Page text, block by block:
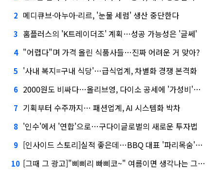
2 메디큐브·아누아·리르, '눈물 세럼' 생산 중단한다
3 홈플러스의 'K트레이더조' 계획…성공 가능성은 '글쎄'
4 "어렵다"며 가격 올린 식품사들…진짜 어려운 거 맞아?
5 '사내 복지=구내 식당'…급식업계, 차별화 경쟁 본격화
6 2000원도 비싸다…올리브영, 다이소 공세에 '가성비'로 맞불
7 기획부터 수주까지… 패션업계, AI 시스템화 박차
8 '인수'에서 '연합'으로…구다이글로벌의 새로운 투자법
9 [인사이드 스토리]실적 좋은데…BBQ 대표 '파리목숨'된 이유
10 [그때 그 광고]"삐삐리 빠삐코~" 여름이면 생각나는 그 노래